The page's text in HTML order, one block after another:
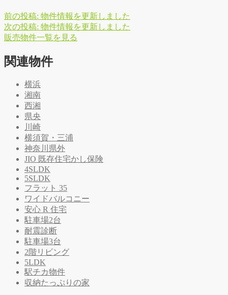
前の投稿: 物件情報を更新しました
次の投稿: 物件情報を更新しました
販売物件一覧を 見る
関連物件
横浜
湘南
西湘
県央
川崎
横須賀・三浦
神奈川県外
JIO 既存住宅かし保険
4SLDK
5SLDK
フラット 35
ワイドバルコニー
安心 R 住宅
駐車場2台
耐震診断
駐車場3台
2階リビング
5LDK
駅チカ物件
収納たっぷりの家